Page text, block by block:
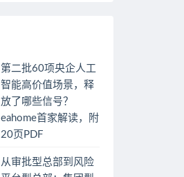
第二批60项央企人工
智能高价值场景，释
放了哪些信号？
eahome首家解读，附
20页PDF
从审批型总部到风险